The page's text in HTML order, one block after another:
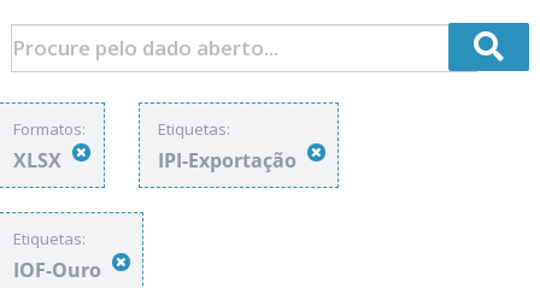
Formatos:
XLSX
Etiquetas:
IPI-Exportação
Etiquetas:
IOF-Ouro